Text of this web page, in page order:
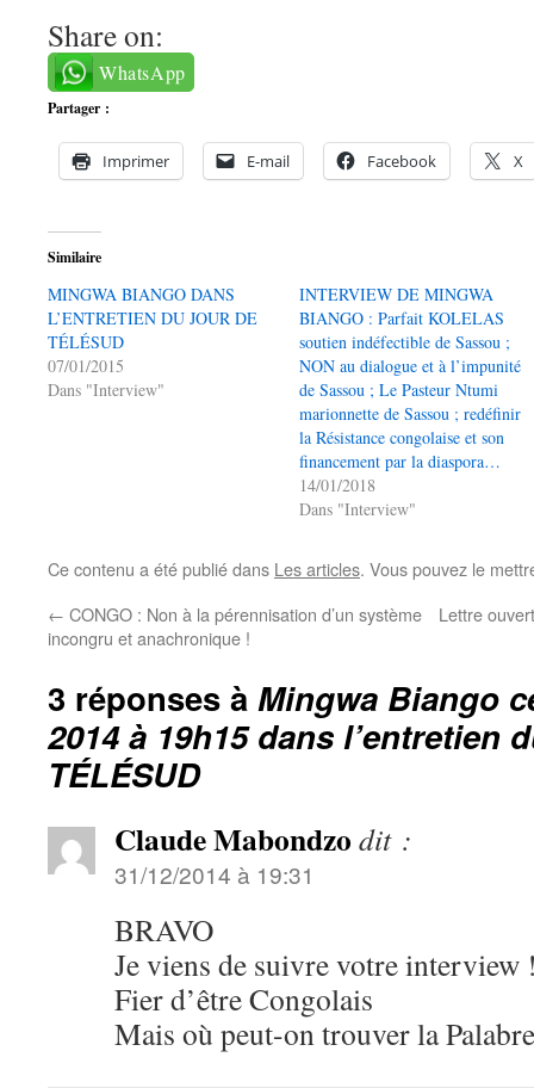
Share on:
WhatsApp
Partager :
Imprimer E-mail Facebook X
Similaire
MINGWA BIANGO DANS
L’ENTRETIEN DU JOUR DE
TÉLÉSUD
07/01/2015
Dans "Interview"
INTERVIEW DE MINGWA
BIANGO : Parfait KOLELAS
soutien indéfectible de Sassou ;
NON au dialogue et à l’impunité
de Sassou ; Le Pasteur Ntumi
marionnette de Sassou ; redéfinir
la Résistance congolaise et son
financement par la diaspora…
14/01/2018
Dans "Interview"
Ce contenu a été publié dans Les articles. Vous pouvez le
← CONGO : Non à la pérennisation d’un système
incongru et anachronique !
Lettre
3 réponses à Mingwa Biango
2014 à 19h15 dans l’entretien
TÉLÉSUD
Claude Mabondzo dit :
31/12/2014 à 19:31
BRAVO
Je viens de suivre votre interview
Fier d’être Congolais
Mais où peut-on trouver la